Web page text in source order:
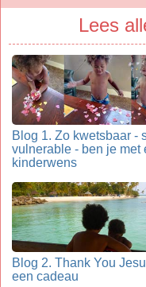
Lees
Blog 1. Zo kwetsbaar -
vulnerable - ben je met
kinderwens
Blog 2. Thank You
een cadeau